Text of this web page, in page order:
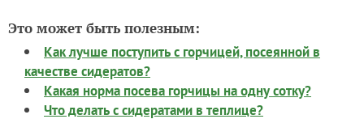
Это может быть полезным:
Как лучше поступить с горчицей, посеянной в
качестве сидератов?
Какая норма посева горчицы на одну сотку?
Что делать с сидератами в теплице?